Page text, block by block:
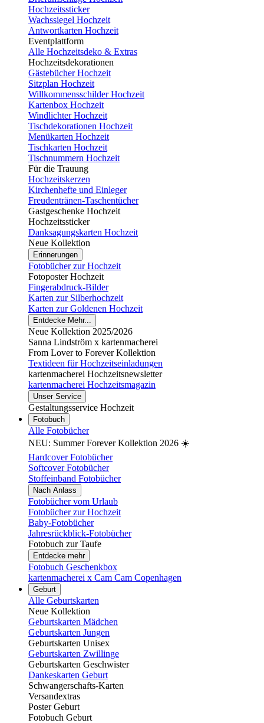
Hochzeitssticker
Wachssiegel Hochzeit
Antwortkarten Hochzeit
Eventplattform
Alle Hochzeitsdeko & Extras
Hochzeitsdekorationen
Gästebücher Hochzeit
Sitzplan Hochzeit
Willkommensschilder Hochzeit
Kartenbox Hochzeit
Windlichter Hochzeit
Tischdekorationen Hochzeit
Menükarten Hochzeit
Tischkarten Hochzeit
Tischnummern Hochzeit
Für die Trauung
Hochzeitskerzen
Kirchenhefte und Einleger
Freudentränen-Taschentücher
Gastgeschenke Hochzeit
Hochzeitssticker
Danksagungskarten Hochzeit
Neue Kollektion
Erinnerungen
Fotobücher zur Hochzeit
Fotoposter Hochzeit
Fingerabdruck-Bilder
Karten zur Silberhochzeit
Karten zur Goldenen Hochzeit
Entdecke Mehr...
Neue Kollektion 2025/2026
Sanna Lindström x kartenmacherei
From Lover to Forever Kollektion
Textideen für Hochzeitseinladungen
kartenmacherei Hochzeitsnewsletter
kartenmacherei Hochzeitsmagazin
Unser Service
Gestaltungsservice Hochzeit
Fotobuch
Alle Fotobücher
NEU: Summer Forever Kollektion 2026 ☀️
Hardcover Fotobücher
Softcover Fotobücher
Stoffeinband Fotobücher
Nach Anlass
Fotobücher vom Urlaub
Fotobücher zur Hochzeit
Baby-Fotobücher
Jahresrückblick-Fotobücher
Fotobuch zur Taufe
Entdecke mehr
Fotobuch Geschenkbox
kartenmacherei x Cam Cam Copenhagen
Geburt
Alle Geburtskarten
Neue Kollektion
Geburtskarten Mädchen
Geburtskarten Jungen
Geburtskarten Unisex
Geburtskarten Zwillinge
Geburtskarten Geschwister
Dankeskarten Geburt
Schwangerschafts-Karten
Versandextras
Poster Geburt
Fotobuch Geburt